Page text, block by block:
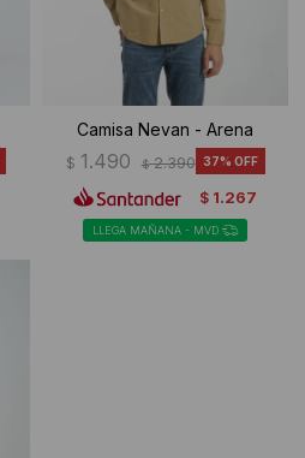
Camisa Nevan - Arena
$ 1.490 $ 2.390 37
$ 1.267
LLEGA MAÑANA - MVD